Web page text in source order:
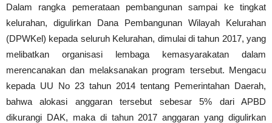
Dalam rangka pemerataan pembangunan sampai ke tingkat
kelurahan, digulirkan Dana Pembangunan Wilayah Kelurahan
(DPWKel) kepada seluruh Kelurahan, dimulai di tahun 2017, yang
melibatkan organisasi lembaga kemasyarakatan dalam
merencanakan dan melaksanakan program tersebut. Mengacu
kepada UU No 23 tahun 2014 tentang Pemerintahan Daerah,
bahwa alokasi anggaran tersebut sebesar 5% dari APBD
dikurangi DAK, maka di tahun 2017 anggaran yang digulirkan